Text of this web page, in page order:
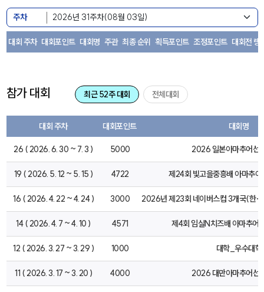
주차
대회 주차 대회포인트 대회명 주관 최종 순위 획득포인트 조정포인트 대회전 랭
참가 대회 최근 52주 대회 전체대회
대회 주차 대회포인트 대회명
26 ( 2026. 6. 30 ~ 7. 3 ) 5000 2026 일본아마추어선
19 ( 2026. 5. 12 ~ 5. 15 ) 4722 제24회 빛고을중흥배 아마추
16 ( 2026. 4. 22 ~ 4. 24 ) 3000 2026년 제23회 네이버스컵 3개국(한·
14 ( 2026. 4. 7 ~ 4. 10 ) 4571 제4회 임실N치즈배 아마추어
12 ( 2026. 3. 27 ~ 3. 29 ) 1000 대학_우수대학
11 ( 2026. 3. 17 ~ 3. 20 ) 4000 2026 대만아마추어선